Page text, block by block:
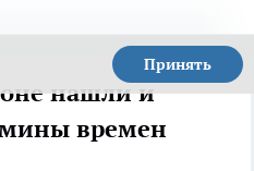
Принять
нашли и
мины времен